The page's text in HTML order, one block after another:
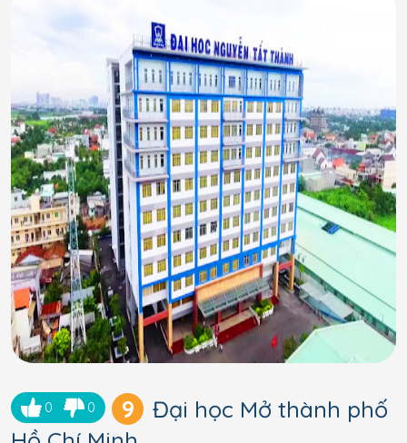
0 0 9
Đại học Mở thành phố